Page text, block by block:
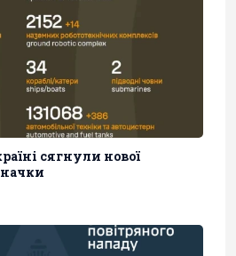
сягнули нової